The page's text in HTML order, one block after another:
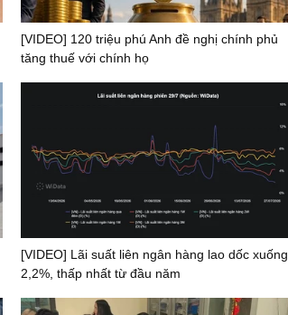
[VIDEO] 120 triệu phú Anh đề nghị chính phủ
tăng thuế với chính họ
[VIDEO] Lãi suất liên ngân hàng lao dốc xuống
2,2%, thấp nhất từ đầu năm